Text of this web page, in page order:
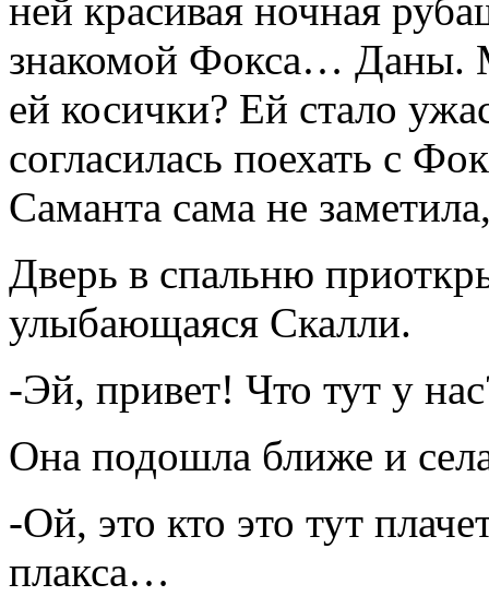
ней красивая ночная
знакомой Фокса… Даны.
ей косички? Ей стало
согласилась поехать с
Саманта сама не
Дверь в спальню
улыбающаяся Скалли.
-Эй, привет! Что тут у
Она подошла ближе и
-Ой, это кто это тут
плакса…